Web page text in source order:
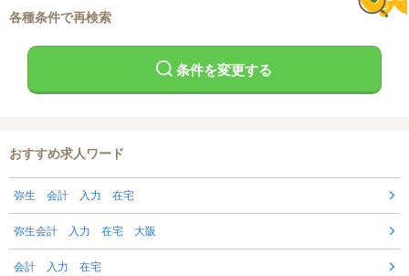
各種条件で再検索
条件を変更する
おすすめ求人ワード
弥生 会計 入力 在宅
弥生会計 入力 在宅 大阪
会計 入力 在宅